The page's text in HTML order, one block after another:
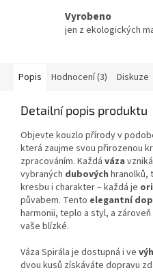
Vyrobeno
jen z ekologických
Popis Hodnocení (3) Diskuze
Detailní popis produktu
Objevte kouzlo přírody v
která zaujme svou přirozenou
zpracováním. Každá váza vzniká
vybraných dubových hranolků,
kresbu i charakter – každá je
půvabem. Tento elegantní
harmonii, teplo a styl, a
vaše blízké.
Váza Spirála je dostupná i ve
dvou kusů získáváte dopravu